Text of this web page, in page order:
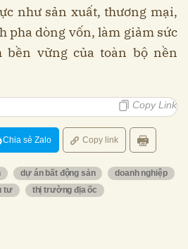
như sản xuất, thương mại,
pha dòng vốn, làm giảm sức
vững của toàn bộ nền
Copy Link
Chia sẻ Zalo Copy link
dự án bất động sản
doanh nghiệp
tư
thị trường địa ốc